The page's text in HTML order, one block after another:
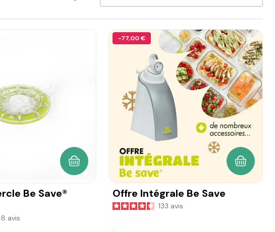
Be Save®
avis
AJOUTER AU PANIER
-77,00 €
Offre Intégrale Be Save
133 avis